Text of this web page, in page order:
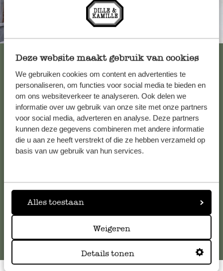
Deze website maakt gebruik van cookies
We gebruiken cookies om content en advertenties te
personaliseren, om functies voor social media te bieden en
om ons websiteverkeer te analyseren. Ook delen we
informatie over uw gebruik van onze site met onze partners
voor social media, adverteren en analyse. Deze partners
kunnen deze gegevens combineren met andere informatie
die u aan ze heeft verstrekt of die ze hebben verzameld op
basis van uw gebruik van hun services.
Alles toestaan
Weigeren
Details tonen
Alle 62 Geschäfte anzeigen
Kundenservice/Hilfe
Falls Sie Fragen haben oder Tipps und Hilfe brauchen, wenden
Sie sich bitte an unseren Kundenservice. Oder lesen Sie hier
die Antworten aufhäufig gestellte Fragen
Online-Kundenservice